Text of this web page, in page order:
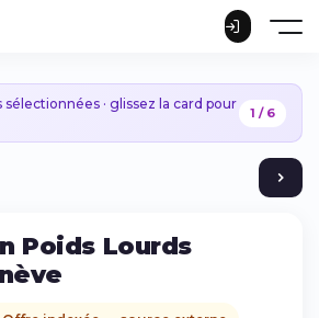
· glissez la card pour
1 / 6
Poids Lourds